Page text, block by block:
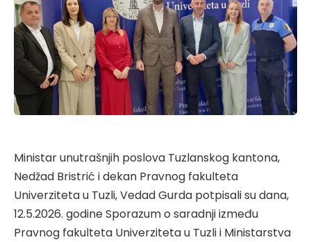
Ministar unutrašnjih poslova Tuzlanskog kantona,
Nedžad Bristrić i dekan Pravnog fakulteta
Univerziteta u Tuzli, Vedad Gurda potpisali su dana,
12.5.2026. godine Sporazum o saradnji između
Pravnog fakulteta Univerziteta u Tuzli i Ministarstva